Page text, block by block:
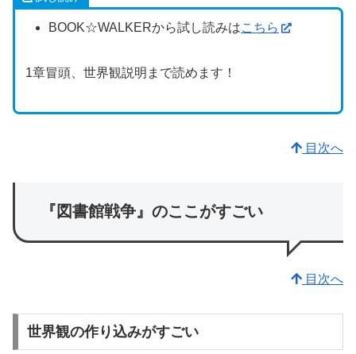
BOOK☆WALKERから試し読みはこちら
1章冒頭、世界観説明まで読めます！
目次へ
『図書館戦争』のここがすごい
目次へ
世界観の作り込みがすごい